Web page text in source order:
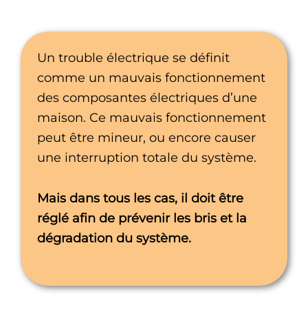
Un trouble électrique se définit
comme un mauvais fonctionnement
des composantes électriques d’une
maison. Ce mauvais fonctionnement
peut être mineur, ou encore causer
une interruption totale du système.
Mais dans tous les cas, il doit être
réglé afin de prévenir les bris et la
dégradation du système.